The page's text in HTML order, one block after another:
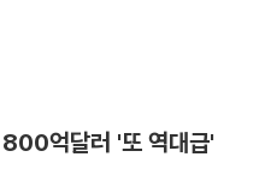
억달러 '또 역대급'